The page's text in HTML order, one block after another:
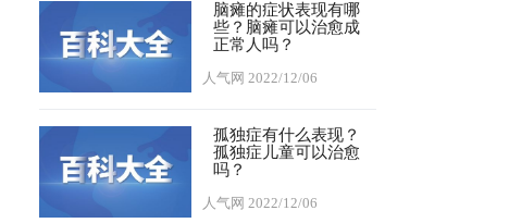
脑瘫的症状表现有哪
些？脑瘫可以治愈成
正常人吗？
人气网 2022/12/06
孤独症有什么表现？
孤独症儿童可以治愈
吗？
人气网 2022/12/06